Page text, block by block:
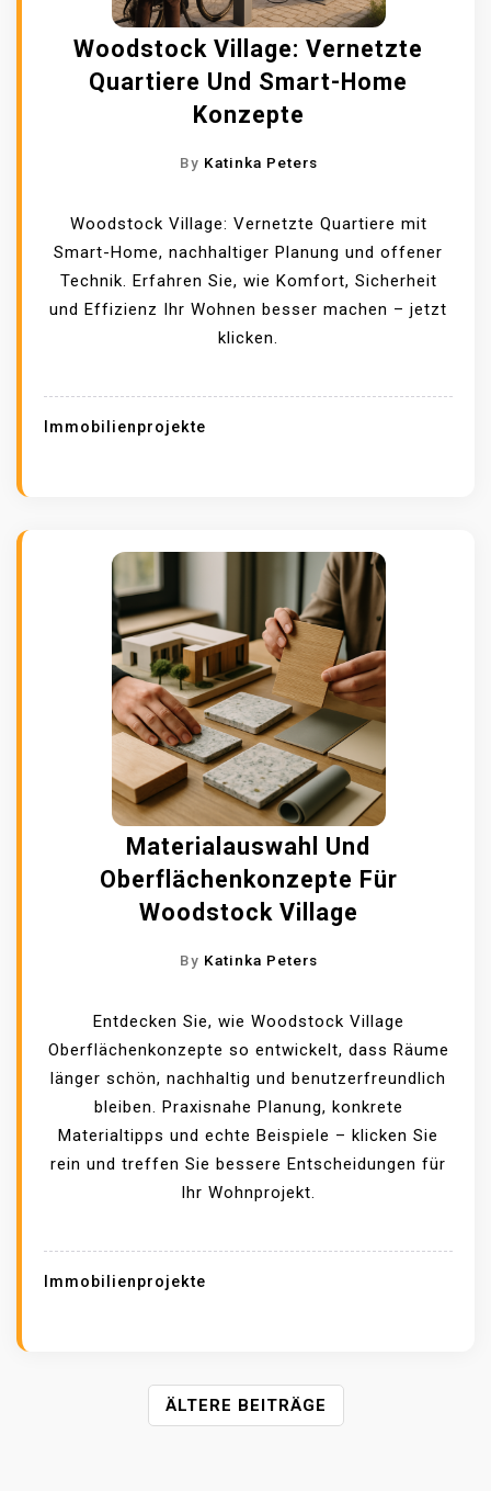
Woodstock Village: Vernetzte
Quartiere Und Smart-Home
Konzepte
By Katinka Peters
Woodstock Village: Vernetzte Quartiere mit
Smart-Home, nachhaltiger Planung und offener
Technik. Erfahren Sie, wie Komfort, Sicherheit
und Effizienz Ihr Wohnen besser machen – jetzt
klicken.
Immobilienprojekte
Materialauswahl Und
Oberflächenkonzepte Für
Woodstock Village
By Katinka Peters
Entdecken Sie, wie Woodstock Village
Oberflächenkonzepte so entwickelt, dass Räume
länger schön, nachhaltig und benutzerfreundlich
bleiben. Praxisnahe Planung, konkrete
Materialtipps und echte Beispiele – klicken Sie
rein und treffen Sie bessere Entscheidungen für
Ihr Wohnprojekt.
Immobilienprojekte
ÄLTERE BEITRÄGE